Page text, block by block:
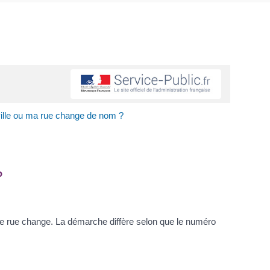
ou ma rue change de nom ?
rue change. La démarche diffère selon que le numéro